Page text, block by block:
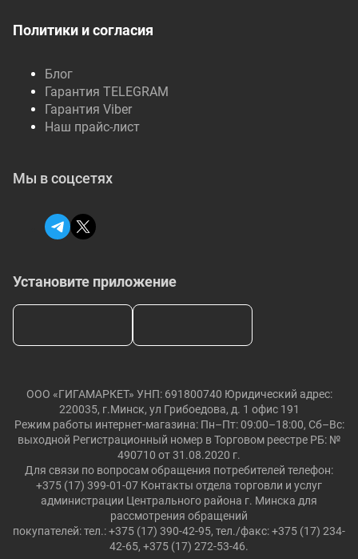
Политики и согласия
Блог
Гарантия TELEGRAM
Гарантия Viber
Наш прайс-лист
Установите приложение
Мы в соцсетях
ООО «ГИГАМАРКЕТ» УНП: 691800740 Юридический адрес:
220035, г.Минск, ул Грибоедова, д. 1 офис 191
Режим работы интернет-магазина: Пн–Пт: 09:00–18:00, Сб–Вс:
выходной Регистрационный номер в Торговом реестре РБ: №
490710 от 31.08.2020 г.
Для связи по вопросам обращения потребителей телефон:
+375 (17) 399-01-07 Контакты отдела торговли и услуг
администрации Центрального района г. Минска для
рассмотрения обращений
покупателей: тел.: +375 (17) 390-42-95, тел./факс: +375 (17) 234-
42-65, +375 (17) 272-53-46.